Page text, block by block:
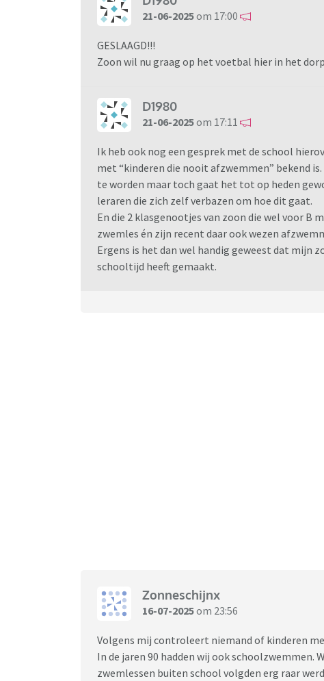
Mijn vraag is dan ook wie toezicht houdt op de
21-06-2025om 17:00
GESLAAGD!!!
Zoon wil nu graag op het voetbal hier in het
D1980
21-06-2025om 17:11
Ik heb ook nog een gesprek met de school
met “kinderen die nooit afzwemmen” bekend
te worden maar toch gaat het tot op heden
leraren die zich zelf verbazen om hoe dit gaat.
En die 2 klasgenootjes van zoon die wel voor
zwemles én zijn recent daar ook wezen
Ergens is het dan wel handig geweest dat mijn
schooltijd heeft gemaakt.
Zonneschijnx
16-07-2025om 23:56
Volgens mij controleert niemand of kinderen
In de jaren 90 hadden wij ook schoolzwemmen.
zwemlessen buiten school volgden erg raar